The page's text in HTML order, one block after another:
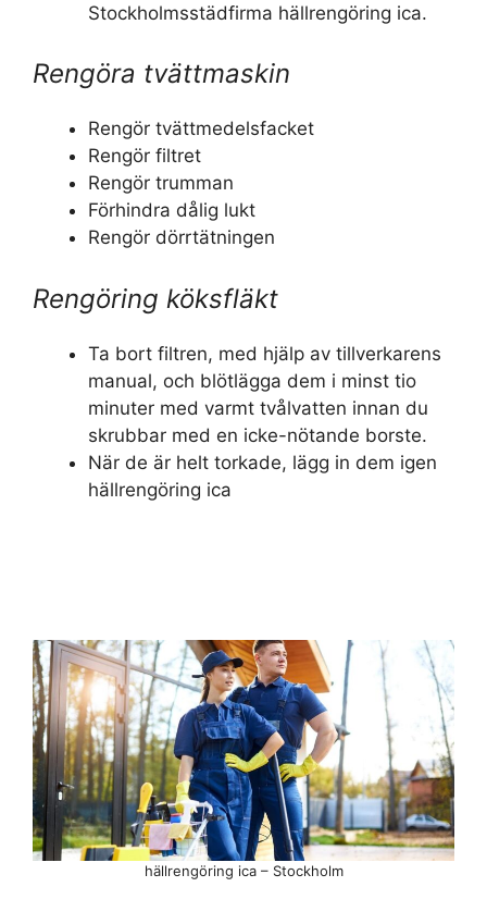
Stockholmsstädfirma hällrengöring ica.
Rengöra tvättmaskin
Rengör tvättmedelsfacket
Rengör filtret
Rengör trumman
Förhindra dålig lukt
Rengör dörrtätningen
Rengöring köksfläkt
Ta bort filtren, med hjälp av tillverkarens
manual, och blötlägga dem i minst tio
minuter med varmt tvålvatten innan du
skrubbar med en icke-nötande borste.
När de är helt torkade, lägg in dem igen
hällrengöring ica
hällrengöring ica – Stockholm